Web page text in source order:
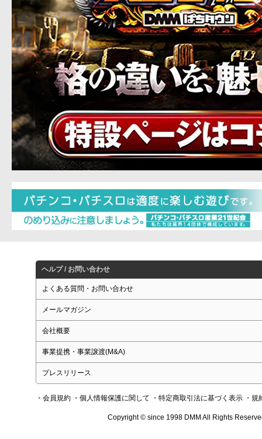
ヘルプ / お問い合わせ
よくある質問・お問い合わせ
メールマガジン
会社概要
事業提携・事業譲渡(M&A)
プレスリリース
・会員規約 ・個人情報保護に関して ・特定商取引法に基づく表示 ・規
Copyright © since 1998 DMM All Rights